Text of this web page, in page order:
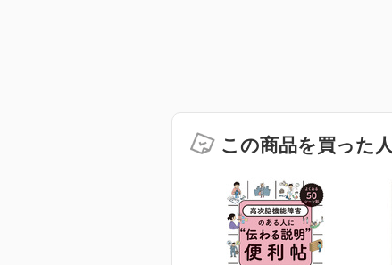
この商品を買った